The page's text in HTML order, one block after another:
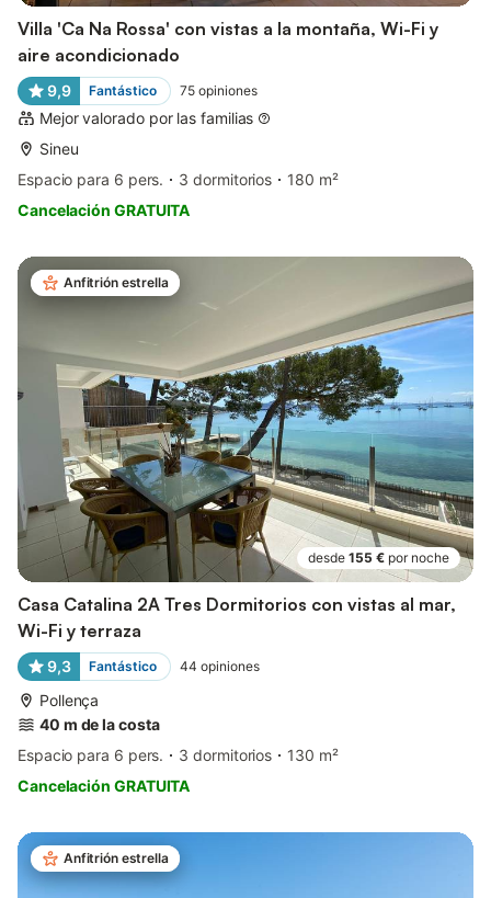
Villa 'Ca Na Rossa' con vistas a la montaña, Wi-Fi y
aire acondicionado
9,9 Fantástico 75 opiniones
Mejor valorado por las familias
Sineu
Espacio para 6 pers.
3 dormitorios
180 m²
Cancelación GRATUITA
Anfitrión estrella
desde 155 € por noche
Casa Catalina 2A Tres Dormitorios con vistas al mar,
Wi-Fi y terraza
9,3 Fantástico 44 opiniones
Pollença
40 m de la costa
Espacio para 6 pers.
3 dormitorios
130 m²
Cancelación GRATUITA
Anfitrión estrella